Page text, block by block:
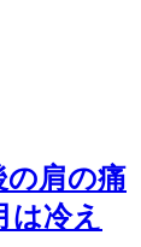
の肩の痛
は冷え